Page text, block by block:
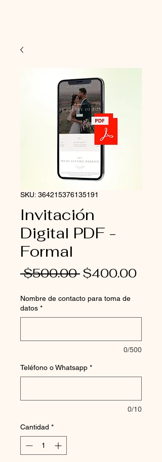
SKU: 364215376135191
Invitación
Digital PDF -
Formal
$500.00 Precio
$400.00
Nombre de contacto para toma de
datos *
0/500
Teléfono o Whatsapp *
0/10
Cantidad *